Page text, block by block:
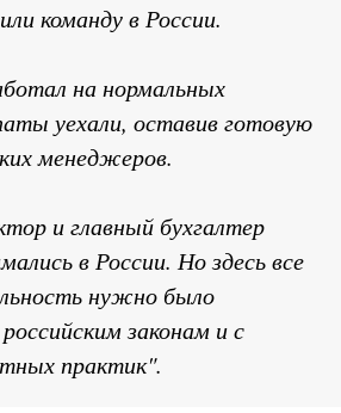
команду в России.
на нормальных
уехали, оставив готовую
менеджеров.
и главный бухгалтер
в России. Но здесь все
нужно было
законам и с
практик".